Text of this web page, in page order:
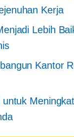
Kerja
Lebih
Kantor
untuk